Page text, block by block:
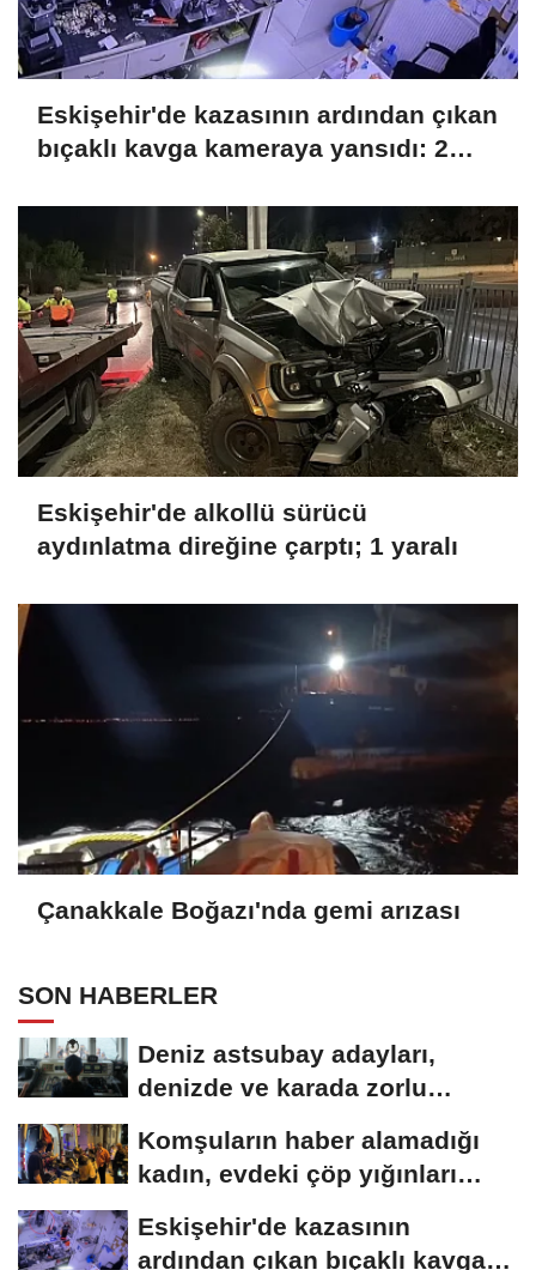
Eskişehir'de kazasının ardından çıkan
bıçaklı kavga kameraya yansıdı: 2
Eskişehir'de alkollü sürücü
aydınlatma direğine çarptı; 1 yaralı
Çanakkale Boğazı'nda gemi arızası
SON HABERLER
Deniz astsubay adayları,
denizde ve karada zorlu
Komşuların haber alamadığı
kadın, evdeki çöp yığınları
Eskişehir'de kazasının
ardından çıkan bıçaklı kavga